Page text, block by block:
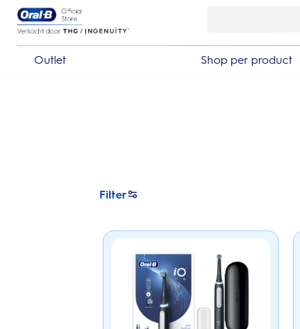
Outlet Shop per product
Filter